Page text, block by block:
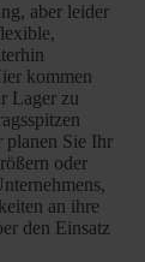
aber leider
kommen
Lager zu
planen Sie Ihr
oder
an ihre
den Einsatz